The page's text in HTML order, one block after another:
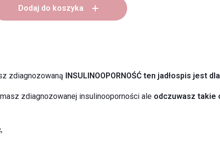
Dodaj do koszyka
zdiagnozowaną lNSULINOOPORNOŚĆ ten jadłospis jest
zdiagnozowanej insulinooporności ale odczuwasz takie